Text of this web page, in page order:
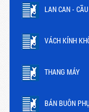
LAN CAN -
VÁCH KÍNH
THANG MÁY
BÁN BUÔN